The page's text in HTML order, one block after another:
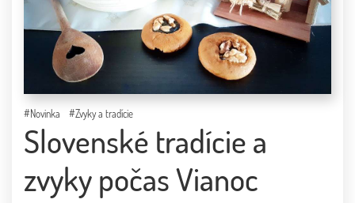
KONTAKT
PARTNERI
#Novinka #Zvyky a tradície
Slovenské tradície a
zvyky počas Vianoc